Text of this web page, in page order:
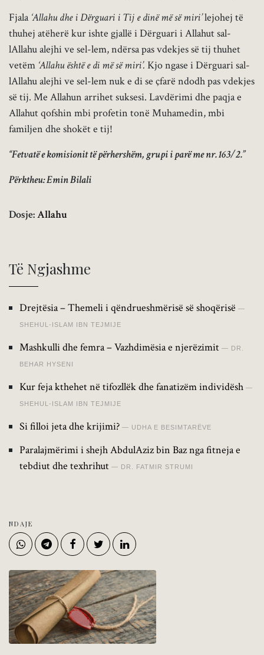
Fjala ‘Allahu dhe i Dërguari i Tij e dinë më së miri’lejohej të
thuhej atëherë kur ishte gjallë i Dërguari i Allahut sal-
lAllahu alejhi ve sel-lem, ndërsa pas vdekjes së tij thuhet
vetëm ‘Allahu është e di më së miri’. Kjo ngase i Dërguari sal-
lAllahu alejhi ve sel-lem nuk e di se çfarë ndodh pas vdekjes
së tij. Me Allahun arrihet suksesi. Lavdërimi dhe paqja e
Allahut qofshin mbi profetin tonë Muhamedin, mbi
familjen dhe shokët e tij!
“Fetvatë e komisionit të përhershëm, grupi i parë me nr. 163/2.”
Përktheu: Emin Bilali
Dosje:Allahu
Të Ngjashme
Drejtësia – Themeli i qëndrueshmërisë së shoqërisë
SHEHUL-ISLAM IBN TEJMIJE
Mashkulli dhe femra – Vazhdimësia e njerëzimit DR.
BEHAR HYSENI
Kur feja kthehet në tifozllëk dhe fanatizëm individësh
SHEHUL-ISLAM IBN TEJMIJE
Si filloi jeta dhe krijimi? UDHA E BESIMTARËVE
Paralajmërimi i shejh AbdulAziz bin Baz nga fitneja e
tebdiut dhe texhrihut
DR. FATMIR STRUMI
NDAJE